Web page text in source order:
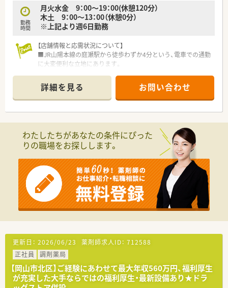
■患者様としっかり向き合いたい方
■調剤スキルを身に着けたい方
勤務
時間
月火水金 9：00～19：00(休憩120分）
木土 9：00～13：00（休憩0分）
※上記より週6日勤務
【店舗情報と応需状況について】
■JR山陽本線の庭瀬駅から徒歩わずか4分という、電車での通勤
に大変便利な立地にあります。
枚ほどを応需しています。
■薬剤師は常勤1名とパート2名が在籍し、常時2～3名体制で協
力しながら業務にあたります。
■今回は欠員補充のための急募案件となり、チームの一員として
長くご活躍いただける方を求めます。
■未経験の方やブランクからの復職を希望される方も歓迎して
■穏やかなスタッフが多い職場ですので、周囲と協調しながら落
ち着いて業務に取り組める方に来てほしいです。
【法人特徴について】
■岡山県内に複数の店舗を展開しており、地域に根差したきめ細
やかな医療サービスを提供しています。
■社長自身も薬剤師であるため、現場で働くスタッフの状況に理
■希望者には研修会や勉強会への参加機会も提供しており、専門
性を高めたい方を応援します。
【こんな方にオススメ】
■残業がほとんどなく休日もしっかり確保できるため、プライベ
ートを大切にしたい方に最適です。
詳細を見る お問い合わせ
わたしたちがあなたの条件にぴった
りの職場をお探しします。
更新日： 2026/06/23 薬剤師求人ID： 712588
正社員
調剤薬局
【岡山市北区】ご経験にあわせて最大年収560万円、福利厚生
が充実した大手ならではの福利厚生・最新設備あり★ドラ